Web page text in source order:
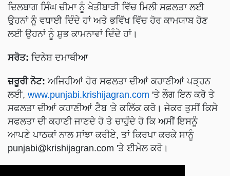
ਦਿਲਬਾਗ ਸਿੰਘ ਚੀਮਾ ਨੂੰ ਖੇਤੀਬਾੜੀ ਵਿੱਚ ਮਿਲੀ ਸਫ਼ਲਤਾ ਲਈ
ਉਹਨਾਂ ਨੂੰ ਵਧਾਈ ਦਿੰਦੇ ਹਾਂ ਅਤੇ ਭਵਿੱਖ ਵਿੱਚ ਹੋਰ ਕਾਮਯਾਬ ਹੋਣ
ਲਈ ਉਹਨਾਂ ਨੂੰ ਸ਼ੁਭ ਕਾਮਨਾਵਾਂ ਦਿੰਦੇ ਹਾਂ।
ਸਰੋਤ: ਦਿਨੇਸ਼ ਦਮਾਥੀਆ
ਜ਼ਰੂਰੀ ਨੋਟ: ਅਜਿਹੀਆਂ ਹੋਰ ਸਫਲਤਾ ਦੀਆਂ ਕਹਾਣੀਆਂ ਪੜ੍ਹਨ
ਲਈ, www.punjabi.krishijagran.com 'ਤੇ ਲੌਗ ਇਨ ਕਰੋ ਤੇ
ਸਫਲਤਾ ਦੀਆਂ ਕਹਾਣੀਆਂ ਟੈਬ 'ਤੇ ਕਲਿੱਕ ਕਰੋ। ਜੇਕਰ ਤੁਸੀਂ ਕਿਸੇ
ਸਫਲਤਾ ਦੀ ਕਹਾਣੀ ਜਾਣਦੇ ਹੋ ਤੇ ਚਾਹੁੰਦੇ ਹੋ ਕਿ ਅਸੀਂ ਇਸਨੂੰ
ਆਪਣੇ ਪਾਠਕਾਂ ਨਾਲ ਸਾਂਝਾ ਕਰੀਏ, ਤਾਂ ਕਿਰਪਾ ਕਰਕੇ ਸਾਨੂੰ
punjabi@krishijagran.com 'ਤੇ ਈਮੇਲ ਕਰੋ।